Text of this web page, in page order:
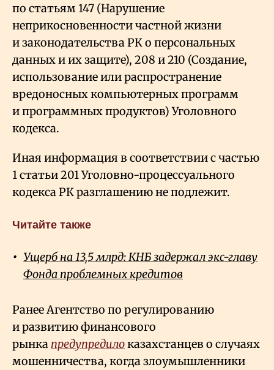
по статьям 147 (Нарушение
неприкосновенности частной жизни
и законодательства РК о персональных
данных и их защите), 208 и 210 (Создание,
использование или распространение
вредоносных компьютерных программ
и программных продуктов) Уголовного
кодекса.
Иная информация в соответствии с частью
1 статьи 201 Уголовно-процессуального
кодекса РК разглашению не подлежит.
Читайте также
Ущерб на 13,5 млрд: КНБ задержал экс-главу
Фонда проблемных кредитов
Ранее Агентство по регулированию
и развитию финансового
рынка предупредилоказахстанцев о случаях
мошенничества, когда злоумышленники